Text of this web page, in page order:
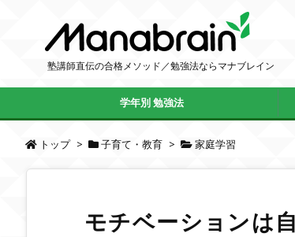
塾講師直伝の合格メソッド／勉強法ならマナブレイン
学年別 勉強法
トップ > 子育て・教育 > 家庭学習
モチベーションは